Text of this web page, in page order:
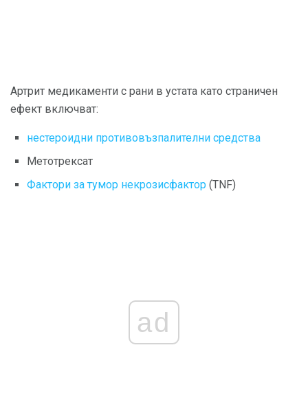
Артрит медикаменти с рани в устата като страничен
ефект включват:
нестероидни противовъзпалителни средства
Метотрексат
Фактори за тумор некрозисфактор (TNF)
ad